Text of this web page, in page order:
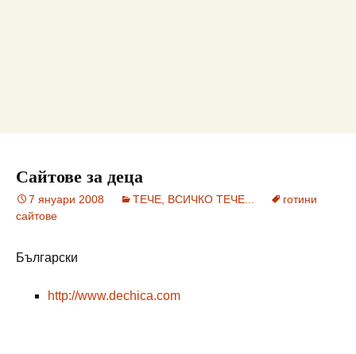
Сайтове за деца
7 януари 2008 ТЕЧЕ, ВСИЧКО ТЕЧЕ...
готини
сайтове
Български
http://www.dechica.com